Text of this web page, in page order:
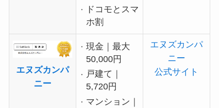
ドコモとスマ
ホ割
エヌズカンパ
ニー
現金｜最大
50,000円
戸建て｜
5,720円
マンション｜
エヌズカンパ
ニー
公式サイト